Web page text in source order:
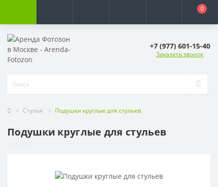
0
+7 (977) 601-15-40
Заказать звонок
Стулья Подушки круглые для стульев
Подушки круглые для стульев